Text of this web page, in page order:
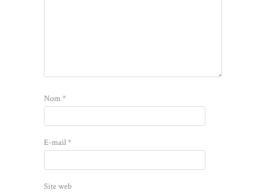
Nom*
E-mail*
Site web